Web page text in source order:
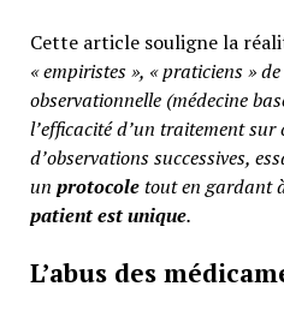
Cette article souligne la
« empiristes », « praticiens »
observationnelle (médecine
l’efficacité d’un traitement
d’observations successives,
un protocoletout en gardant
patient est unique.
L’abus des